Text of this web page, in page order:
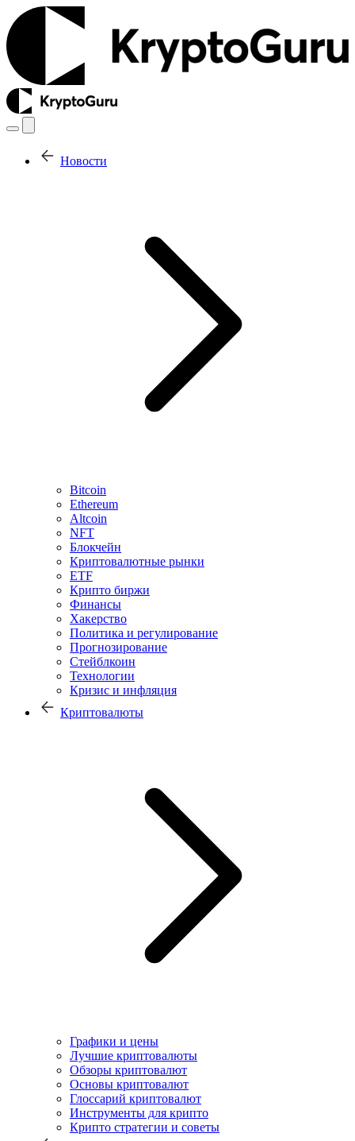
Новости
Bitcoin
Ethereum
Altcoin
NFT
Блокчейн
Криптовалютные рынки
ETF
Крипто биржи
Финансы
Хакерство
Политика и регулирование
Прогнозирование
Стейблкоин
Технологии
Кризис и инфляция
Криптовалюты
Графики и цены
Лучшие криптовалюты
Обзоры криптовалют
Основы криптовалют
Глоссарий криптовалют
Инструменты для крипто
Крипто стратегии и советы